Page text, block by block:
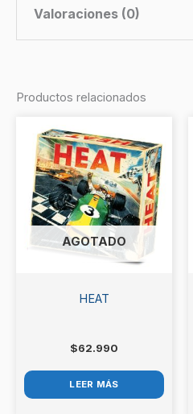
Valoraciones (0)
Salmon”
Debesaccederpara
Productos relacionados
AGOTADO
HEAT
$62.990
LEER MÁS